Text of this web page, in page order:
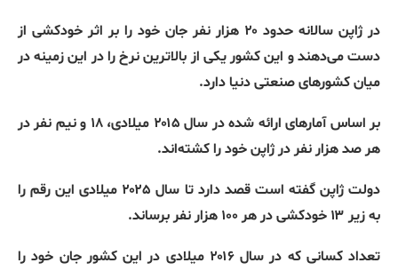
در ژاپن سالانه حدود ۲۰ هزار نفر جان خود را بر اثر خودکشی از
دست می‌دهند و این کشور یکی از بالاترین نرخ را در این زمینه در
میان کشورهای صنعتی دنیا دارد.
بر اساس آمارهای ارائه شده در سال ۲۰۱۵ میلادی، ۱۸ و نیم نفر در
هر صد هزار نفر در ژاپن خود را کشته‌اند.
دولت ژاپن گفته است قصد دارد تا سال ۲۰۲۵ میلادی این رقم را
به زیر ۱۳ خودکشی در هر ۱۰۰ هزار نفر برساند
.
تعداد کسانی که در سال ۲۰۱۶ میلادی در این کشور جان خود را